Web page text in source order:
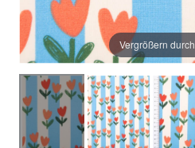
Vergrößern